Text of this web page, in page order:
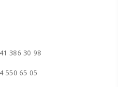
386 30 98
550 65 05